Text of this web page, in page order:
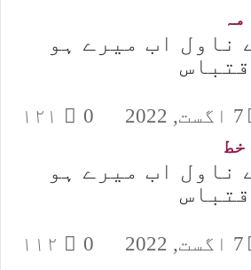
ناول اب میرے ہو
7 اگست, 2022 0
خط
ناول اب میرے ہو
7 اگست, 2022 0